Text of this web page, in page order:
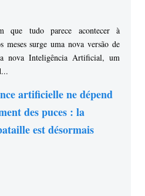
que tudo parece acontecer à
meses surge uma nova versão de
nova Inteligência Artificial, um
artificielle ne dépend
des puces : la
est désormais